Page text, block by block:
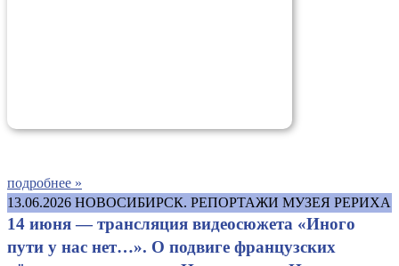
подробнее »
13.06.2026 НОВОСИБИРСК. РЕПОРТАЖИ МУЗЕЯ РЕРИХА
14 июня — трансляция видеосюжета «Иного
пути у нас нет…». О подвиге французских